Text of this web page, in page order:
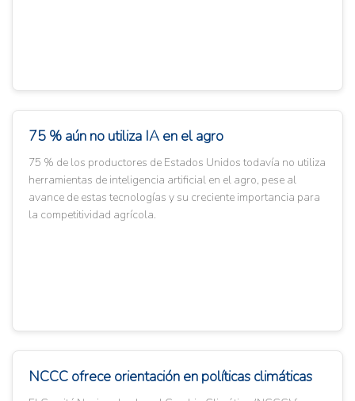
75 % aún no utiliza IA en el agro
75 % de los productores de Estados Unidos todavía no utiliza
herramientas de inteligencia artificial en el agro, pese al
avance de estas tecnologías y su creciente importancia para
la competitividad agrícola.
NCCC ofrece orientación en políticas climáticas